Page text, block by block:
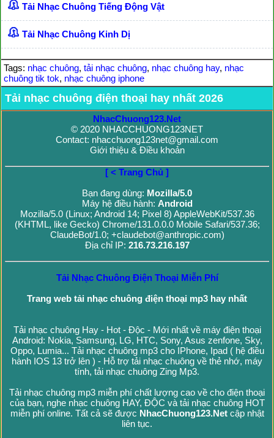
Tải Nhạc Chuông Tiếng Động Vật
Tải Nhạc Chuông Kinh Dị
Tags: nhạc chuông, tải nhạc chuông, nhạc chuông hay, nhạc
chuông tik tok, nhạc chuông iphone
Tải nhạc chuông điện thoại hay nhất 2026
NhacChuong123.Net
© 2020 NHACCHUONG123NET
Contact: nhacchuong123net@gmail.com
Giới thiệu & Điều khoản
[ < Trang Chủ ]
Bạn đang dùng: Mozilla/5.0
Máy hệ điều hành: Android
Mozilla/5.0 (Linux; Android 14; Pixel 8) AppleWebKit/537.36
(KHTML, like Gecko) Chrome/131.0.0.0 Mobile Safari/537.36;
ClaudeBot/1.0; +claudebot@anthropic.com)
Địa chỉ IP: 216.73.216.197
Tải Nhạc Chuông Điện Thoại Miễn Phí
Trang web tải nhạc chuông điện thoại mp3 hay nhất
Tải nhạc chuông Hay - Hot - Độc - Mới nhất về máy điện thoại
Android: Nokia, Samsung, LG, HTC, Sony, Asus zenfone, Sky,
Oppo, Lumia... Tải nhạc chuông mp3 cho IPhone, Ipad ( hệ điều
hành IOS 13 trở lên ) - Hỗ trợ tải nhạc chuông về thẻ nhớ, máy
tính, tải nhạc chuông Zing Mp3.
Tải nhạc chuông mp3 miễn phí chất lượng cao về cho điện thoại
của bạn, nghe nhạc chuông HAY, ĐỘC và tải nhạc chuông HOT
miễn phí online. Tất cả sẽ được NhacChuong123.Netcập nhật
liên tục.